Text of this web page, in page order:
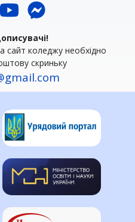
сайт коледжу необхідно
скриньку